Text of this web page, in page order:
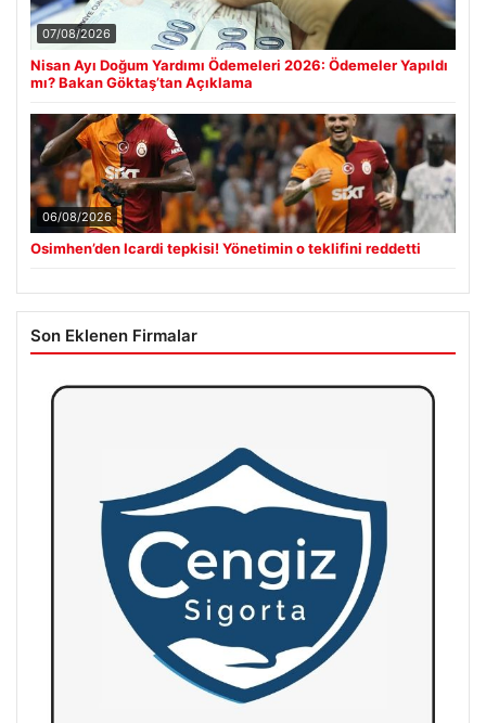
07/08/2026
Nisan Ayı Doğum Yardımı Ödemeleri 2026: Ödemeler Yapıldı
mı? Bakan Göktaş’tan Açıklama
06/08/2026
Osimhen’den Icardi tepkisi! Yönetimin o teklifini reddetti
Son Eklenen Firmalar